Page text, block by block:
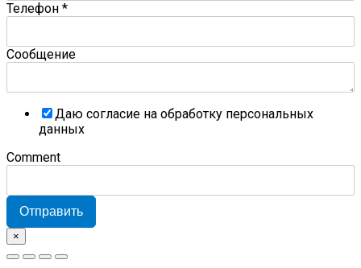
Телефон *
Сообщение
Даю согласие на обработку персональных
данных
Comment
Отправить
×